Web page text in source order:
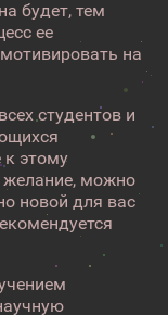
будет, тем
ее
на
студентов и
к этому
желание, можно
новой для вас